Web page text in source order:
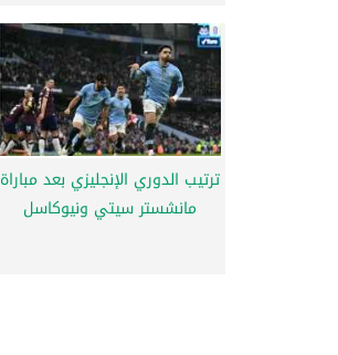
ترتيب الدوري الإنجليزي بعد مباراة
مانشستر سيتي ونيوكاسل